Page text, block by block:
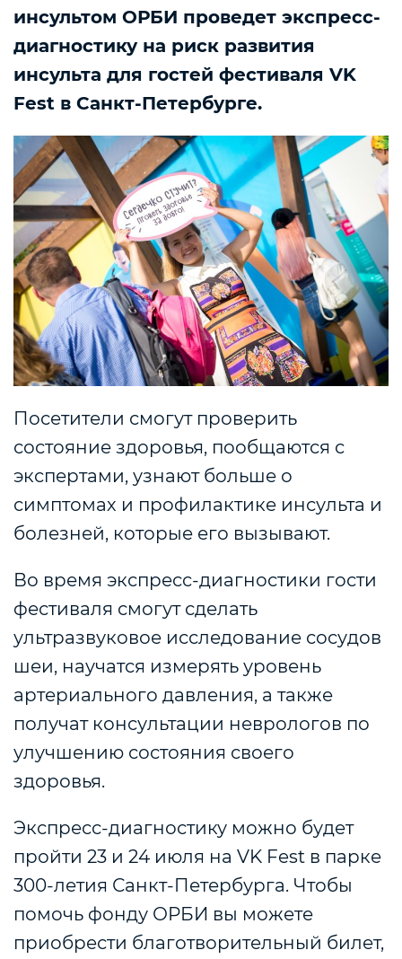
инсультом ОРБИ проведет экспресс-
диагностику на риск развития
инсульта для гостей фестиваля VK
Fest в Санкт-Петербурге.
Посетители смогут проверить
состояние здоровья, пообщаются с
экспертами, узнают больше о
симптомах и профилактике инсульта и
болезней, которые его вызывают.
Во время экспресс-диагностики гости
фестиваля смогут сделать
ультразвуковое исследование сосудов
шеи, научатся измерять уровень
артериального давления, а также
получат консультации неврологов по
улучшению состояния своего
здоровья.
Экспресс-диагностику можно будет
пройти 23 и 24 июля на VK Fest в парке
300-летия Санкт-Петербурга. Чтобы
помочь фонду ОРБИ вы можете
приобрести благотворительный билет,